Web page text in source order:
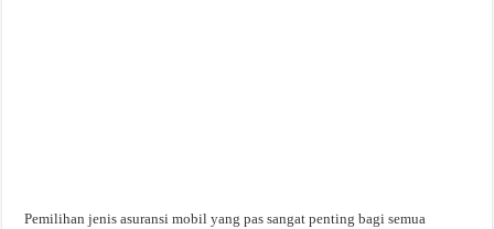
Pemilihan jenis asuransi mobil yang pas sangat penting bagi semua